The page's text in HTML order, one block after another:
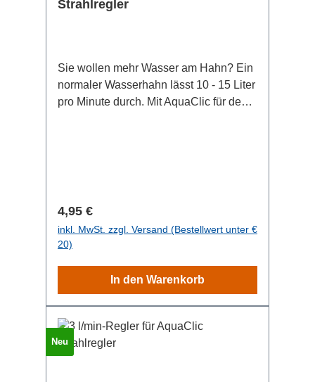
Strahlregler
Sie wollen mehr Wasser am Hahn? Ein
normaler Wasserhahn lässt 10 - 15 Liter
pro Minute durch. Mit AquaClic für den
Regulärer Preis:
4,95 €
inkl. MwSt. zzgl. Versand (Bestellwert unter €
20)
In den Warenkorb
Neu